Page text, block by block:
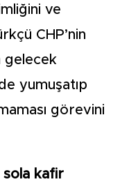
ve
CHP’nin
gelecek
yumuşatıp
görevini
sola kafir